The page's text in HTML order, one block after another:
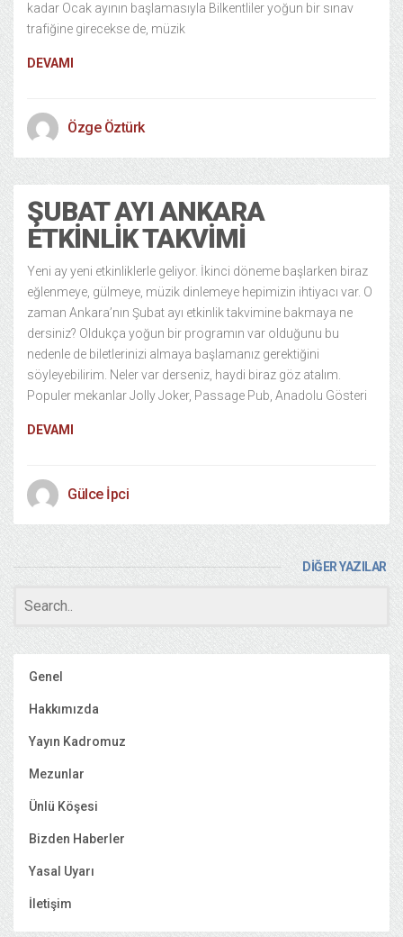
kadar Ocak ayının başlamasıyla Bilkentliler yoğun bir sınav
trafiğine girecekse de, müzik
DEVAMI
Özge Öztürk
ŞUBAT AYI ANKARA
ETKINLIK TAKVIMI
Yeni ay yeni etkinliklerle geliyor. İkinci döneme başlarken biraz
eğlenmeye, gülmeye, müzik dinlemeye hepimizin ihtiyacı var. O
zaman Ankara’nın Şubat ayı etkinlik takvimine bakmaya ne
dersiniz? Oldukça yoğun bir programın var olduğunu bu
nedenle de biletlerinizi almaya başlamanız gerektiğini
söyleyebilirim. Neler var derseniz, haydi biraz göz atalım.
Populer mekanlar Jolly Joker, Passage Pub, Anadolu Gösteri
DEVAMI
Gülce İpci
DİĞER YAZILAR
Genel
Hakkımızda
Yayın Kadromuz
Mezunlar
Ünlü Köşesi
Bizden Haberler
Yasal Uyarı
İletişim